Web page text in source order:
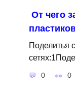
От чего
Поделитья
0 0